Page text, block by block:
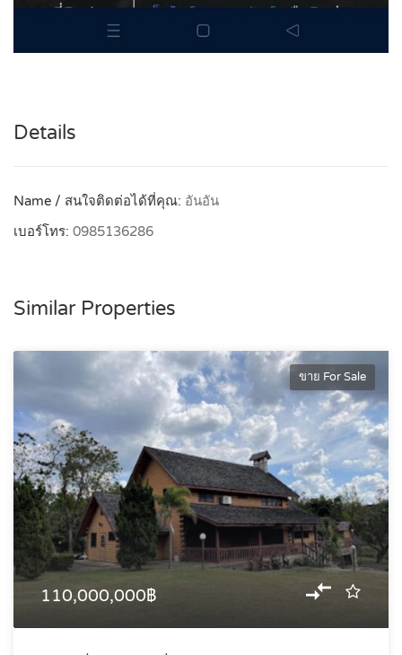
Details
Name / สนใจติดต่อได้ที่คุณ: อันอัน
เบอร์โทร: 0985136286
Similar Properties
ขาย For Sale
110,000,000฿